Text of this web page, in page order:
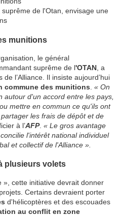
de l'Otan, envisage une
munitions
le général
suprême de l'OTAN , a
l’Alliance. Il insiste aujourd’hui
commune des munitions « On
autour d'un accord entre les pays,
mettre en commun ce qu'ils ont
les frais de dépôt et de
à l’AFP. « Le gros avantage
l'intérêt national individuel
et collectif de l'Alliance ».
plusieurs volets
», cette initiative devrait donner
Certains devraient porter
d'hélicoptères et des escouades
au conflit en zone